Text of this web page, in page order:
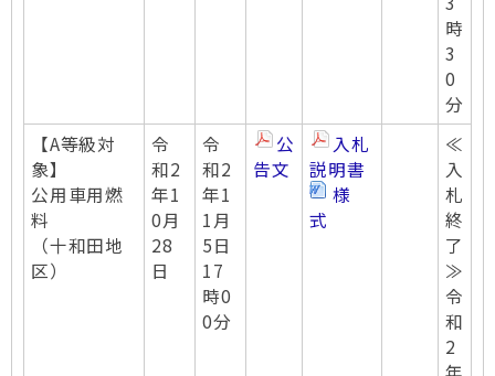
時
3
0
分
【A等級対
象】
公用車用燃
料
（十和田地
区）
令
和2
年1
0月
28
日
令
和2
年1
1月
5日
17
時0
0分
公
告文
入札
説明書
様
式
≪
入
札
終
了
≫
令
和
2